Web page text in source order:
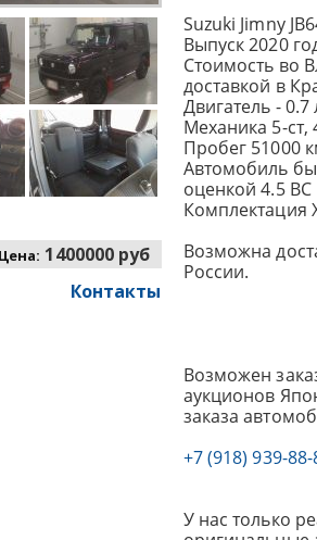
Цена: 1400000 руб
Контакты
Suzuki Jimny
Выпуск 2020
Стоимость во
доставкой в
Двигатель - 0.7
Механика 5-ст,
Пробег 51000
Автомобиль
оценкой 4.5 BC
Комплектация
Возможна
России.
Возможен
аукционов
заказа
+7 (918) 939-
У нас только